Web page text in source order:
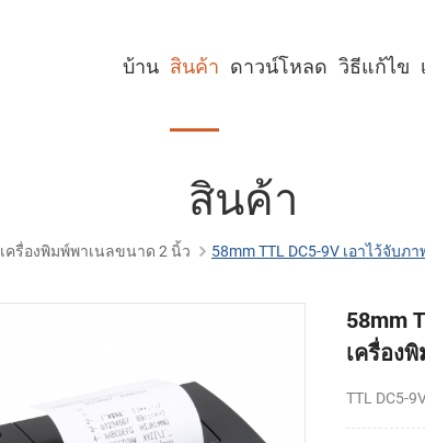
บ้าน สินค้า ดาวน์โหลด วิธีแก้ไข
สินค้า
เครื่องพิมพ์พาเนลขนาด 2 นิ้ว 58mm TTL DC5-9V เอาไว้จับ
58mm
เครื่อง
TTL DC5-